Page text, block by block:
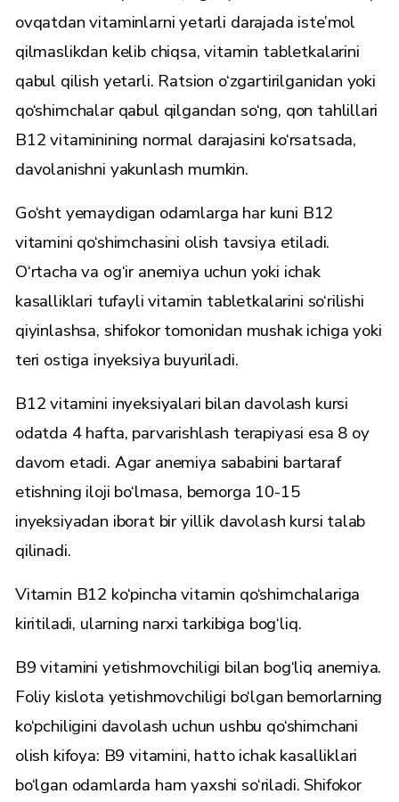
ovqatdan vitaminlarni yetarli darajada iste’mol
qilmaslikdan kelib chiqsa, vitamin tabletkalarini
qabul qilish yetarli. Ratsion o‘zgartirilganidan yoki
qo‘shimchalar qabul qilgandan so‘ng, qon tahlillari
B12 vitaminining normal darajasini ko‘rsatsada,
davolanishni yakunlash mumkin.
Go‘sht yemaydigan odamlarga har kuni B12
vitamini qo‘shimchasini olish tavsiya etiladi.
O‘rtacha va og‘ir anemiya uchun yoki ichak
kasalliklari tufayli vitamin tabletkalarini so‘rilishi
qiyinlashsa, shifokor tomonidan mushak ichiga yoki
teri ostiga inyeksiya buyuriladi.
B12 vitamini inyeksiyalari bilan davolash kursi
odatda 4 hafta, parvarishlash terapiyasi esa 8 oy
davom etadi. Agar anemiya sababini bartaraf
etishning iloji bo‘lmasa, bemorga 10-15
inyeksiyadan iborat bir yillik davolash kursi talab
qilinadi.
Vitamin B12 ko‘pincha vitamin qo‘shimchalariga
kiritiladi, ularning narxi tarkibiga bog‘liq.
B9 vitamini yetishmovchiligi bilan bog‘liq anemiya.
Foliy kislota yetishmovchiligi bo‘lgan bemorlarning
ko‘pchiligini davolash uchun ushbu qo‘shimchani
olish kifoya: B9 vitamini, hatto ichak kasalliklari
bo‘lgan odamlarda ham yaxshi so‘riladi. Shifokor